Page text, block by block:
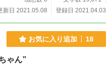
新日 2021.05.08
登録日 2021.04.03
お気に入り追加 18
ゃん”